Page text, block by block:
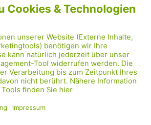
PRESSE
GRÜNE RADRETTUNG
FRIDAY NIGHTSKATING
NETIQUETTE
DATENSCHUTZ